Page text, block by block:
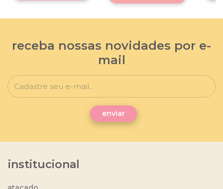
receba nossas novidades por e-
mail
institucional